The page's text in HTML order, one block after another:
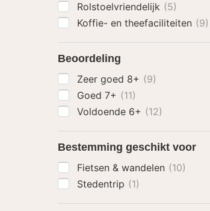
Rolstoelvriendelijk (5)
Koffie- en theefaciliteiten (9)
Beoordeling
Zeer goed 8+ (9)
Goed 7+ (11)
Voldoende 6+ (12)
Bestemming geschikt voor
Fietsen & wandelen (10)
Stedentrip (1)